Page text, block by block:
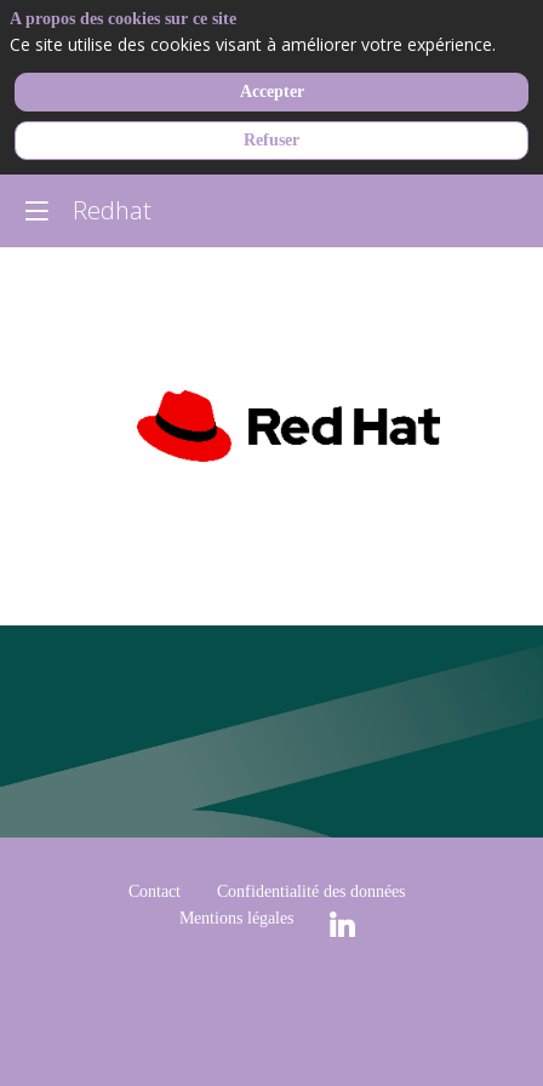
Redhat
Contact
Confidentialité des données
Mentions légales
A propos des cookies sur ce site
Ce site utilise des cookies visant à améliorer votre expérience.
Accepter
Refuser